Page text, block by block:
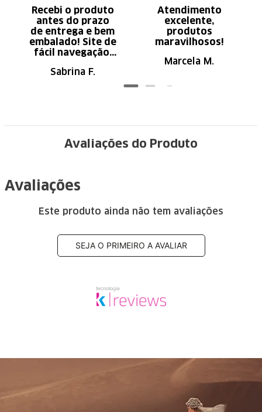
Recebi o produto
antes do prazo
de entrega e bem
embalado! Site de
fácil navegação.
Sabrina F.
Atendimento
excelente,
produtos
maravilhosos!
Marcela M.
Avaliações do Produto
Avaliações
Este produto ainda não tem avaliações
SEJA O PRIMEIRO A AVALIAR